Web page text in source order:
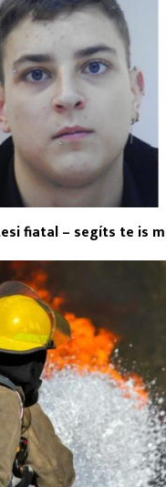
fiatal – segíts te is